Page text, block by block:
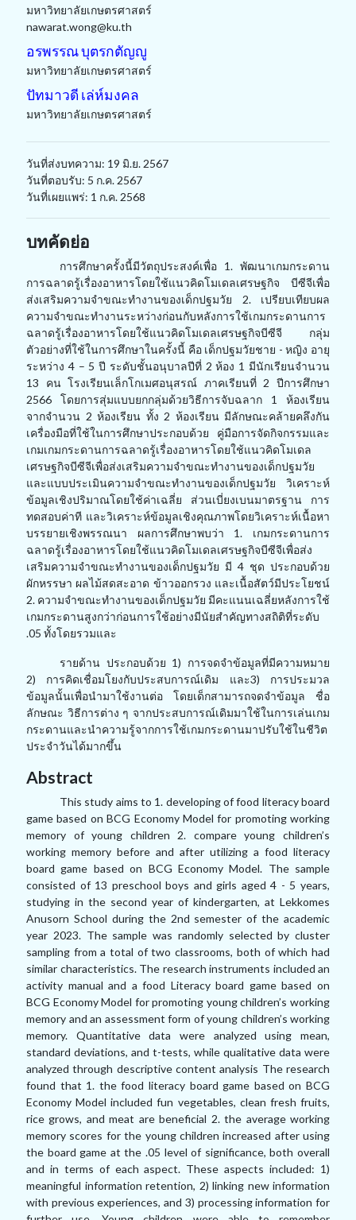
มหาวิทยาลัยเกษตรศาสตร์
nawarat.wong@ku.th
อรพรรณ บุตรกตัญญู
มหาวิทยาลัยเกษตรศาสตร์
ปัทมาวดี เล่ห์มงคล
มหาวิทยาลัยเกษตรศาสตร์
วันที่ส่งบทความ: 19 มิ.ย. 2567
วันที่ตอบรับ: 5 ก.ค. 2567
วันที่เผยแพร่: 1 ก.ค. 2568
บทคัดย่อ
การศึกษาครั้งนี้มีวัตถุประสงค์เพื่อ 1. พัฒนาเกมกระดาน
การฉลาดรู้เรื่องอาหารโดยใช้แนวคิดโมเดลเศรษฐกิจ บีซีจีเพื่อ
ส่งเสริมความจำขณะทำงานของเด็กปฐมวัย 2. เปรียบเทียบผล
ความจำขณะทำงานระหว่างก่อนกับหลังการใช้เกมกระดานการ
ฉลาดรู้เรื่องอาหารโดยใช้แนวคิดโมเดลเศรษฐกิจบีซีจี กลุ่ม
ตัวอย่างที่ใช้ในการศึกษาในครั้งนี้ คือ เด็กปฐมวัยชาย - หญิง อายุ
ระหว่าง 4 – 5 ปี ระดับชั้นอนุบาลปีที่ 2 ห้อง 1 มีนักเรียนจำนวน
13 คน โรงเรียนเล็กโกเมศอนุสรณ์ ภาคเรียนที่ 2 ปีการศึกษา
2566 โดยการสุ่มแบบยกกลุ่มด้วยวิธีการจับฉลาก 1 ห้องเรียน
จากจำนวน 2 ห้องเรียน ทั้ง 2 ห้องเรียน มีลักษณะคล้ายคลึงกัน
เครื่องมือที่ใช้ในการศึกษาประกอบด้วย คู่มือการจัดกิจกรรมและ
เกมเกมกระดานการฉลาดรู้เรื่องอาหารโดยใช้แนวคิดโมเดล
เศรษฐกิจบีซีจีเพื่อส่งเสริมความจำขณะทำงานของเด็กปฐมวัย
และแบบประเมินความจำขณะทำงานของเด็กปฐมวัย วิเคราะห์
ข้อมูลเชิงปริมาณโดยใช้ค่าเฉลี่ย ส่วนเบี่ยงเบนมาตรฐาน การ
ทดสอบค่าที และวิเคราะห์ข้อมูลเชิงคุณภาพโดยวิเคราะห์เนื้อหา
บรรยายเชิงพรรณนา ผลการศึกษาพบว่า 1. เกมกระดานการ
ฉลาดรู้เรื่องอาหารโดยใช้แนวคิดโมเดลเศรษฐกิจบีซีจีเพื่อส่ง
เสริมความจำขณะทำงานของเด็กปฐมวัย มี 4 ชุด ประกอบด้วย
ผักหรรษา ผลไม้สดสะอาด ข้าวออกรวง และเนื้อสัตว์มีประโยชน์
2. ความจำขณะทำงานของเด็กปฐมวัย มีคะแนนเฉลี่ยหลังการใช้
เกมกระดานสูงกว่าก่อนการใช้อย่างมีนัยสำคัญทางสถิติที่ระดับ
.05 ทั้งโดยรวมและ
รายด้าน ประกอบด้วย 1) การจดจำข้อมูลที่มีความหมาย
2) การคิดเชื่อมโยงกับประสบการณ์เดิม และ3) การประมวล
ข้อมูลนั้นเพื่อนำมาใช้งานต่อ โดยเด็กสามารถจดจำข้อมูล ชื่อ
ลักษณะ วิธีการต่าง ๆ จากประสบการณ์เดิมมาใช้ในการเล่นเกม
กระดานและนำความรู้จากการใช้เกมกระดานมาปรับใช้ในชีวิต
ประจำวันได้มากขึ้น
Abstract
This study aims to 1. developing of food literacy board
game based on BCG Economy Model for promoting working
memory of young children 2. compare young children’s
working memory before and after utilizing a food literacy
board game based on BCG Economy Model. The sample
consisted of 13 preschool boys and girls aged 4 - 5 years,
studying in the second year of kindergarten, at Lekkomes
Anusorn School during the 2nd semester of the academic
year 2023. The sample was randomly selected by cluster
sampling from a total of two classrooms, both of which had
similar characteristics. The research instruments included an
activity manual and a food Literacy board game based on
BCG Economy Model for promoting young children’s working
memory and an assessment form of young children’s working
memory. Quantitative data were analyzed using mean,
standard deviations, and t-tests, while qualitative data were
analyzed through descriptive content analysis The research
found that 1. the food literacy board game based on BCG
Economy Model included fun vegetables, clean fresh fruits,
rice grows, and meat are beneficial 2. the average working
memory scores for the young children increased after using
the board game at the .05 level of significance, both overall
and in terms of each aspect. These aspects included: 1)
meaningful information retention, 2) linking new information
with previous experiences, and 3) processing information for